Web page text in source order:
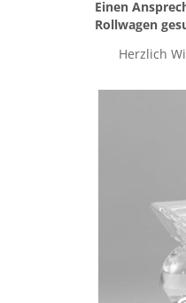
Einen
Rollwagen
Herzlich